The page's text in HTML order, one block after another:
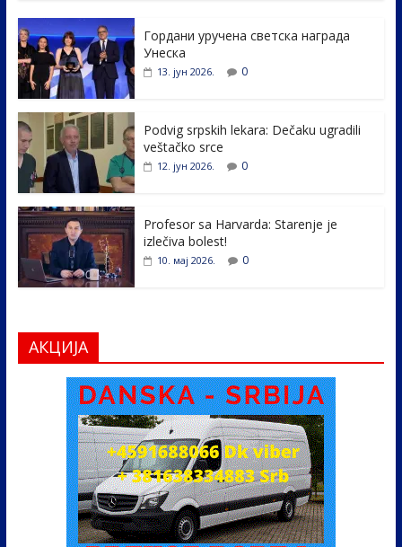
e
b
o
o
k
itt
er e
dI
e
Гордани уручена светска награда
Унеска
13. јун 2026. 0
Podvig srpskih lekara: Dečaku ugradili
veštačko srce
12. јун 2026. 0
Profesor sa Harvarda: Starenje je
izlečiva bolest!
10. мај 2026. 0
АКЦИЈА